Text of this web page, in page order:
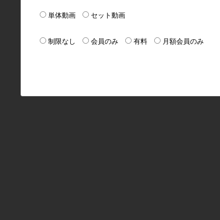
単体動画 セット動画
制限なし 会員のみ 有料 月額会員のみ